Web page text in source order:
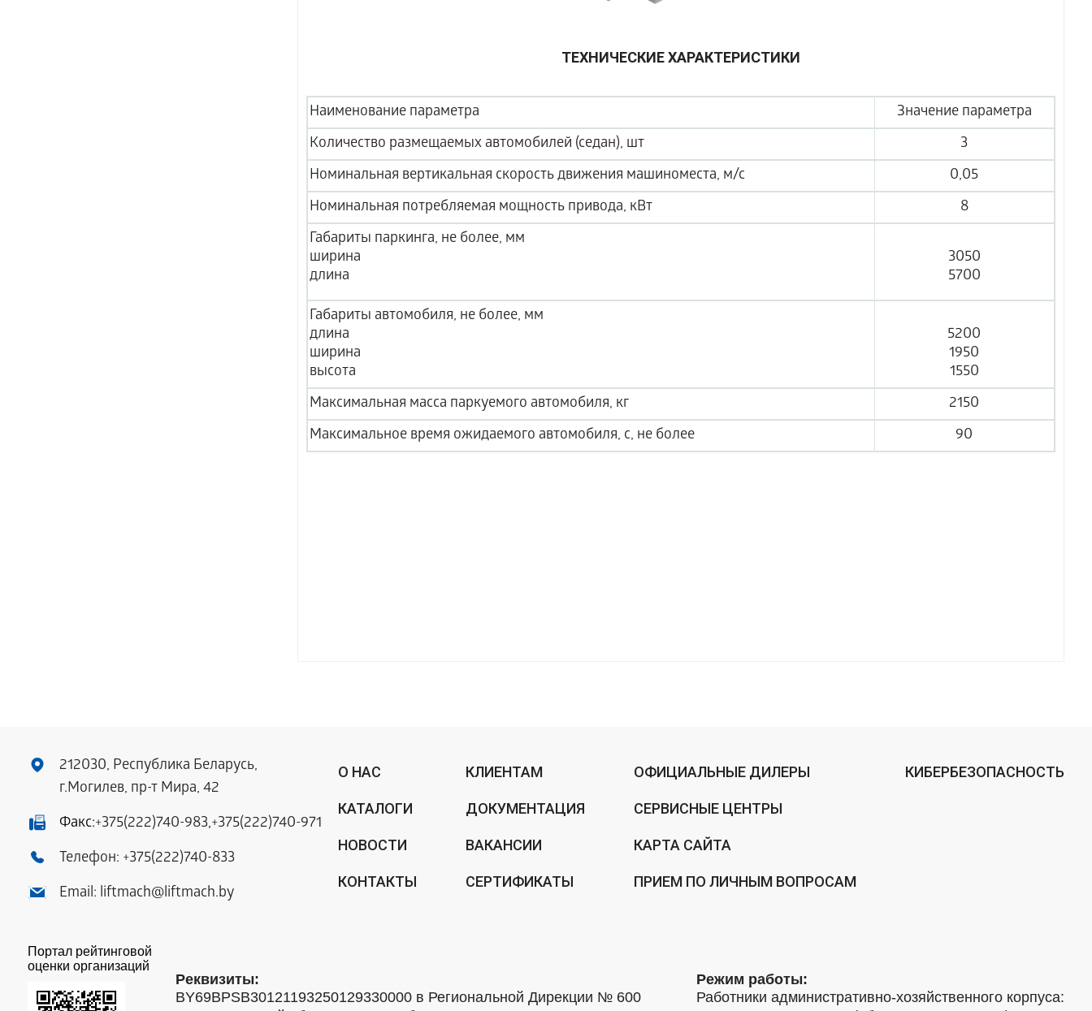
ТЕХНИЧЕСКИЕ ХАРАКТЕРИСТИКИ
Наименование параметра
Значение параметра
Количество размещаемых автомобилей (седан), шт
3
Номинальная вертикальная скорость движения машиноместа, м/с
0,05
Номинальная потребляемая мощность привода, кВт
8
Габариты паркинга, не более, мм
ширина
длина
3050
5700
Габариты автомобиля, не более, мм
длина
ширина
высота
5200
1950
1550
Максимальная масса паркуемого автомобиля, кг
2150
Максимальное время ожидаемого автомобиля, с, не более
90
212030, Республика Беларусь,
г.Могилев, пр-т Мира, 42
Факс:+375(222)740-983,+375(222)740-971
Телефон: +375(222)740-833
Email: liftmach@liftmach.by
О НАС
КАТАЛОГИ
НОВОСТИ
КОНТАКТЫ
КЛИЕНТАМ
ДОКУМЕНТАЦИЯ
ВАКАНСИИ
СЕРТИФИКАТЫ
ОФИЦИАЛЬНЫЕ ДИЛЕРЫ
СЕРВИСНЫЕ ЦЕНТРЫ
КАРТА САЙТА
ПРИЕМ ПО ЛИЧНЫМ ВОПРОСАМ
КИБЕРБЕЗОПАСНОСТЬ
Портал рейтинговой
оценки организаций
Реквизиты:
BY69BPSB30121193250129330000 в Региональной Дирекции № 600
Режим работы:
Работники административно-хозяйственного корпуса: